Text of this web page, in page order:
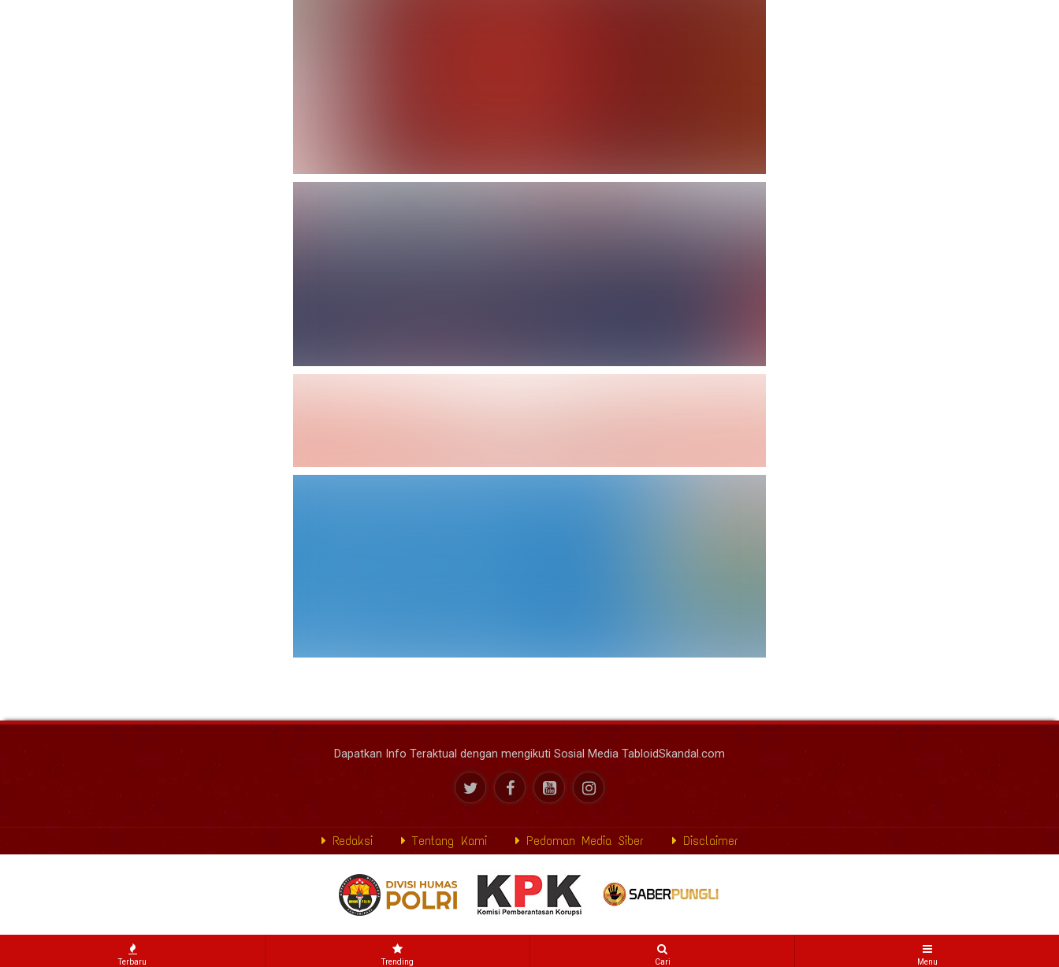
Terbaru Trending Cari Menu
Dapatkan Info Teraktual dengan mengikuti Sosial Media TabloidSkandal.com
Redaksi Tentang Kami Pedoman Media Siber Disclaimer